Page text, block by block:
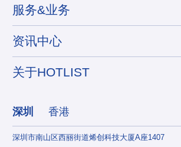
服务&业务
资讯中心
关于HOTLIST
深圳 香港
深圳市南山区西丽街道烯创科技大厦A座1407